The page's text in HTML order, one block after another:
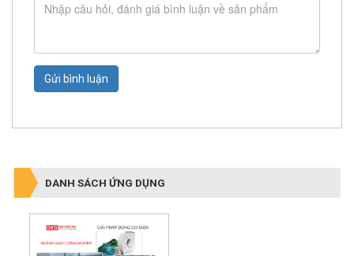
Gửi bình luận
DANH SÁCH ỨNG DỤNG